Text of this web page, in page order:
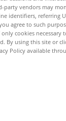
As-
der 3D-
party vendors may
identifiers, referring
agree to such
only cookies
By using this site or
Policy available